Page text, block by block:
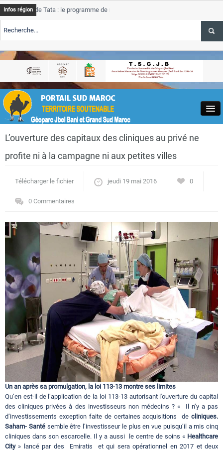
Close
Actualités
Circuits touristiques
Tourisme
Régions
Hotels
Evenements
Contact
Infos région
de Tata : le programme de rehabilitation post-inondations
TSGJB Tourisme : l’ONMT renforce l’aerien a Dakhla et
Tata
TSGJB Tourisme au Maroc : Transavia renforce les vols Paris-
L’ouverture des capitaux des cliniques au privé ne
profite ni à la campagne ni aux petites villes
Télécharger le fichier jeudi 19 mai 2016 0
0 Commentaires
Un an après sa promulgation, la loi 113-13 montre ses limites
Qu’en est-il de l’application de la loi 113-13 autorisant l'ouverture du capital
des cliniques privées à des investisseurs non médecins ? « Il n’y a pas
d’investissements exception faite de certaines acquisitions de cliniques.
Saham- Santésemble être l’investisseur le plus en vue puisqu’il a mis cinq
cliniques dans son escarcelle. Il y a aussi le centre de soins « Healthcare
City» lancé par des Emiratis et qui sera opérationnel en 2017 et deux